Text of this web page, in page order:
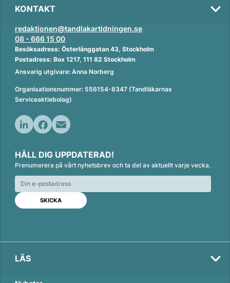
KONTAKT
redaktionen@tandlakartidningen.se
08 - 666 15 00
Besöksadress: Österlånggatan 43, Stockholm
Postadress: Box 1217, 111 82 Stockholm
Ansvarig utgivare: Anna Norberg
Organisationsnummer: 556154-8347 (Tandläkarnas
Serviceaktiebolag)
n
k
e
d
n
c
e
b
o
o
k
a
i
l
HÅLL DIG UPPDATERAD!
Prenumerera på vårt nyhetsbrev och ta del av aktuellt varje vecka.
LÄS